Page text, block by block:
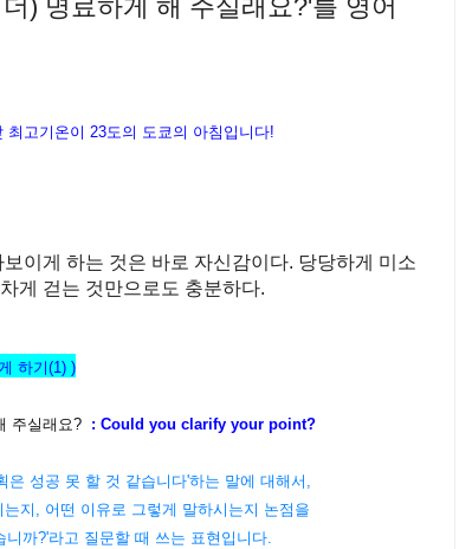
) 명료하게 해 주실래요?'를 영어
최고기온이 23도의 도쿄의 아침입니다!
이게 하는 것은 바로 자신감이다. 당당하게 미소
게 걷는 것만으로도 충분하다.
하기(1) )
주실래요? : Could you clarify your point?
성공 못 할 것 같습니다'하는 말에 대해서,
지, 어떤 이유로 그렇게 말하시는지 논점을
까?'라고 질문할 때 쓰는 표현입니다.